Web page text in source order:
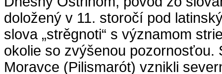
doložený v 11. storočí pod
slova „strěgnoti“ s významom
okolie so zvýšenou pozornosťou.
Moravce (Pilismarót) vznikli